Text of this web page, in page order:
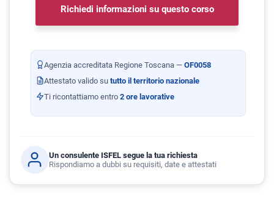
Richiedi informazioni su questo corso
Agenzia accreditata Regione Toscana — OF0058
Attestato valido su tutto il territorio nazionale
Ti ricontattiamo entro 2 ore lavorative
Un consulente ISFEL segue la tua richiesta
Rispondiamo a dubbi su requisiti, date e attestati